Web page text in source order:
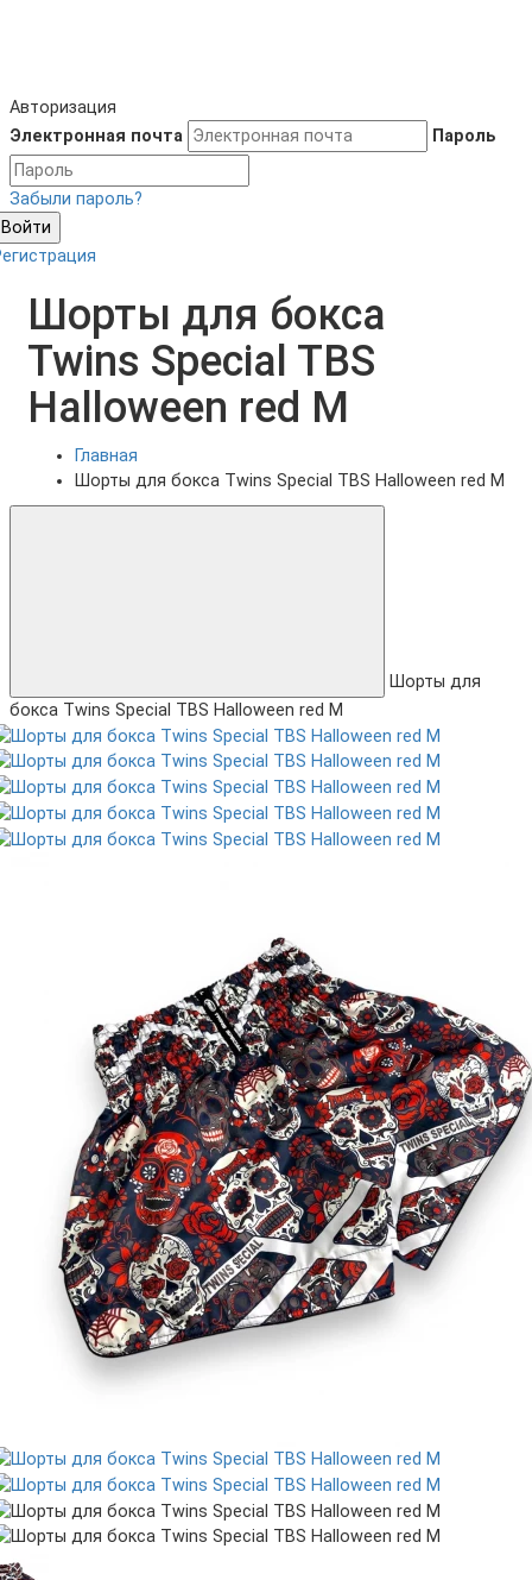
Авторизация
Электронная почта
Пароль
Забыли пароль?
Войти
Шорты для бокса
Twins Special TBS
Halloween red M
Главная
Шорты для бокса Twins Special TBS Halloween red M
Шорты для
бокса Twins Special TBS Halloween red M